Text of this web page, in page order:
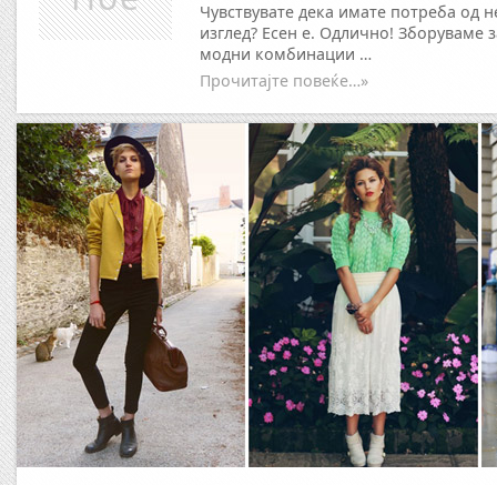
Чувствувате дека имате потреба од
изглед? Есен е. Одлично! Зборуваме
модни комбинации …
Прочитајте повеќе…»